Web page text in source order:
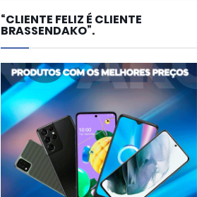
“CLIENTE FELIZ É CLIENTE
BRASSENDAKO”.